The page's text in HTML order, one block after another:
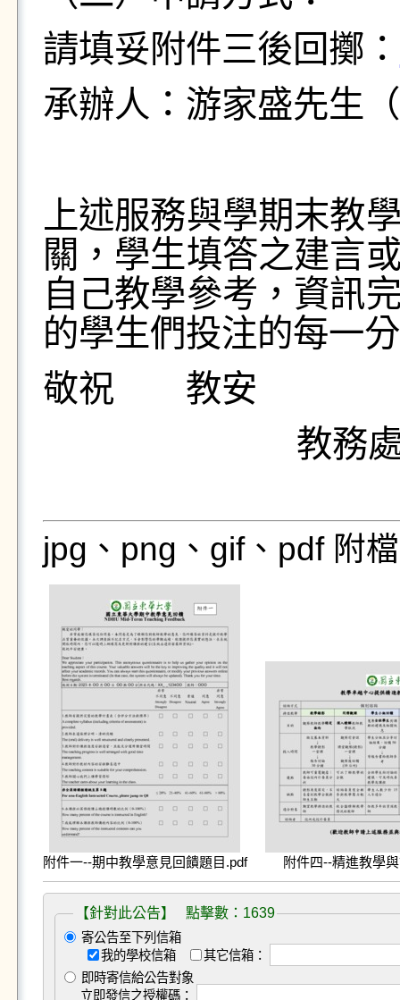
請填妥附件三後回擲：
承辦人：游家盛先生
上述服務與學期末教
關，學生填答之建言
自己教學參考，資訊
的學生們投注的每一
敬祝 教安
教務
jpg、png、gif、pdf 附
附件一--期中教學意見回饋題目.pdf 附件四--精進教學
【針對此公告】 點擊數：1639
寄公告至下列信箱
我的學校信箱
其它信箱：
即時寄信給公告對象
立即發信之授權碼：